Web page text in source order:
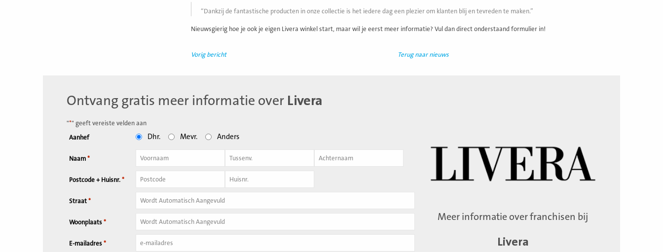
Dankzij de fantastische producten in onze collectie is het iedere dag een plezier om klanten blij en tevreden te maken.
Nieuwsgierig hoe je ook je eigen Livera winkel start, maar wil je eerst meer informatie? Vul dan direct onderstaand formulier in!
Vorig bericht Terug naar nieuws
Ontvang gratis meer informatie over Livera
"*" geeft vereiste velden aan
Aanhef Dhr. Mevr. Anders
Naam *
Postcode + Huisnr. *
Straat *
Woonplaats *
E-mailadres *
Meer informatie over franchisen bij
Livera